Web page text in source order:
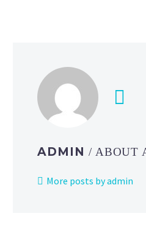
ADMIN / ABOUT
More posts by admin